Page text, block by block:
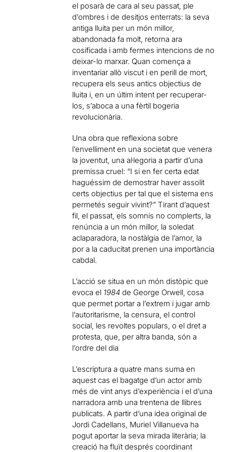
el posarà de cara al seu passat, ple
d’ombres i de desitjos enterrats: la seva
antiga lluita per un món millor,
abandonada fa molt, retorna ara
cosificada i amb fermes intencions de no
deixar-lo marxar. Quan comença a
inventariar allò viscut i en perill de mort,
recupera els seus antics objectius de
lluita i, en un últim intent per recuperar-
los, s’aboca a una fèrtil bogeria
revolucionària.
Una obra que reflexiona sobre
l’envelliment en una societat que venera
la joventut, una al·legoria a partir d’una
premissa cruel: “I si en fer certa edat
haguéssim de demostrar haver assolit
certs objectius per tal que el sistema ens
permetés seguir vivint?” Tirant d’aquest
fil, el passat, els somnis no complerts, la
renúncia a un món millor, la soledat
aclaparadora, la nostàlgia de l’amor, la
por a la caducitat prenen una importància
cabdal.
L’acció se situa en un món distòpic que
evoca el 1984de George Orwell, cosa
que permet portar a l’extrem i jugar amb
l’autoritarisme, la censura, el control
social, les revoltes populars, o el dret a
protesta, que, per altra banda, són a
l’ordre del dia
L’escriptura a quatre mans suma en
aquest cas el bagatge d’un actor amb
més de vint anys d’experiència i el d’una
narradora amb una trentena de llibres
publicats. A partir d’una idea original de
Jordi Cadellans, Muriel Villanueva ha
pogut aportar la seva mirada literària; la
creació ha fluït després coordinant